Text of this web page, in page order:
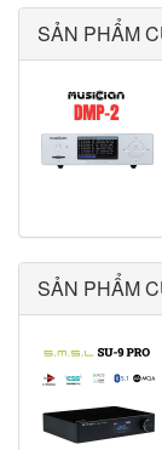
SẢN PHẨM
SẢN PHẨM